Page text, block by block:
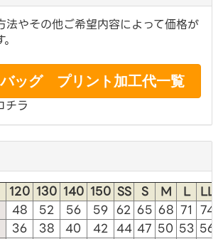
法やその他ご希望内容によって価格が
ッグ プリント加工代一覧
チラ
120 130 140 150 SS S M L LL
48 52 56 59 62 65 68 71 74
36 38 40 42 44 47 50 53 56